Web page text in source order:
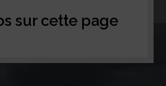
sur cette page